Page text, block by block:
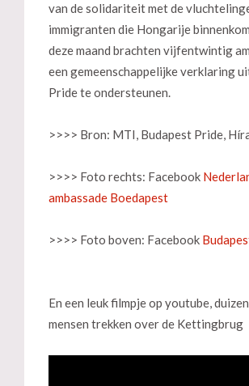
van de solidariteit met de
immigranten die Hongarije
deze maand brachten vijfentwintig
een gemeenschappelijke verklaring
Pride te ondersteunen.
>>>> Bron: MTI, Budapest Pride,
>>>> Foto rechts: Facebook
ambassade Boedapest
>>>> Foto boven: Facebook
En een leuk filmpje op youtube,
mensen trekken over de Kettingbrug